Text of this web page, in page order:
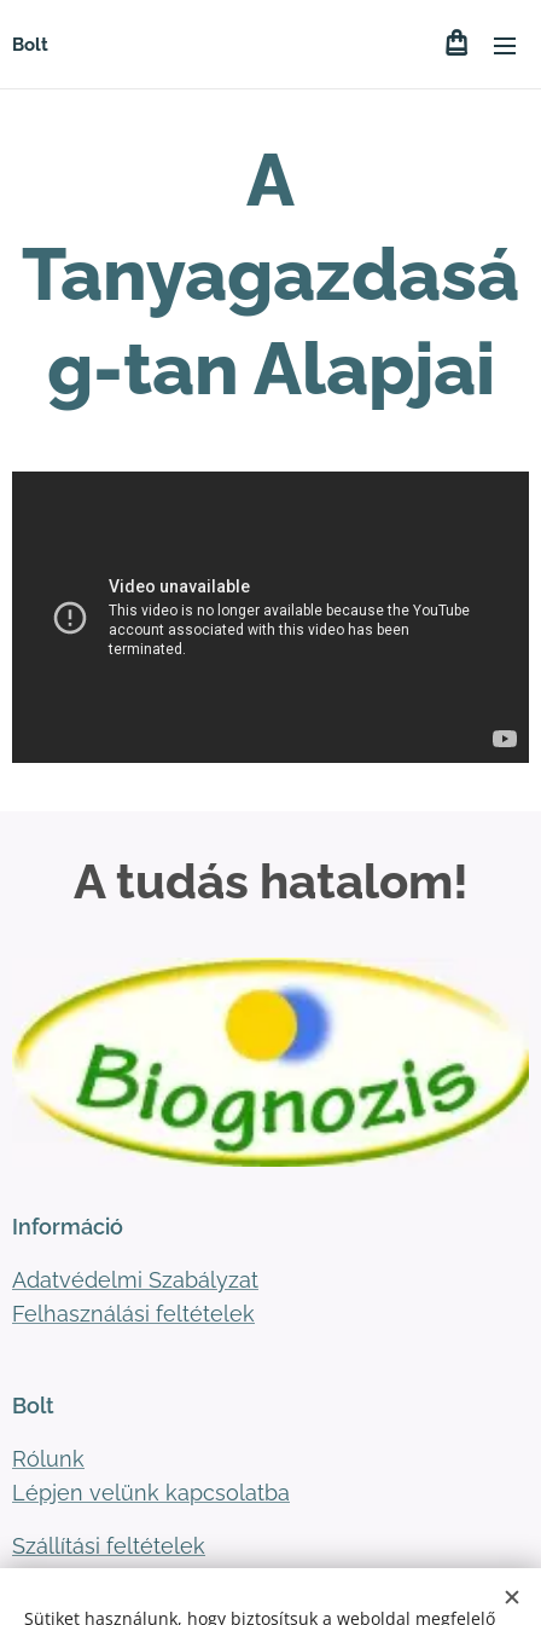
Bolt
A
Tanyagazdasá
g-tan Alapjai
A tudás hatalom!
Információ
Adatvédelmi Szabályzat
Felhasználási feltételek
Bolt
Rólunk
Lépjen velünk kapcsolatba
Szállítási feltételek
Sütiket használunk, hogy biztosítsuk a weboldal megfelelő